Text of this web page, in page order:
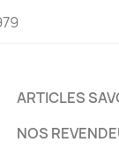
ARTICLES
NOS